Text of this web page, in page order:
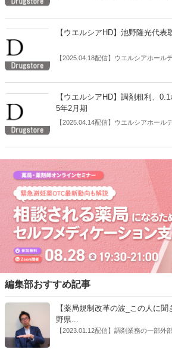
地盤にドラッグストアを展開している
に関するお詫び」を公表した。
【ウエルシアHD】池野隆光代表
【2025.04.18配信】ウエルシアホール
日、代表取締役の異動（退任）に関す
【ウエルシアHD】調剤粗利、
5年2月期
【2025.04.14配信】ウエルシアホール
編集部おすすめ記事
【薬局規制改革の波_この人に
野県...
【2023.01.12配信】調剤業務の一部外
界への規制改革の波。この規制改革の